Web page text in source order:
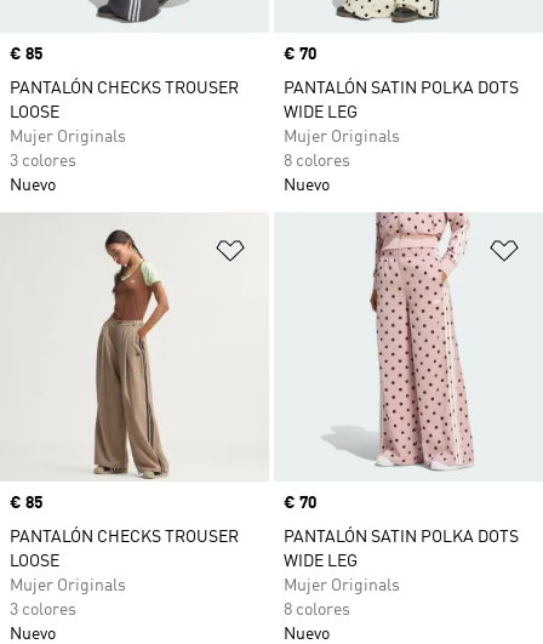
Precio
€ 85
PANTALÓN CHECKS TROUSER
LOOSE
Mujer Originals
3 colores
Nuevo
Precio
€ 70
PANTALÓN SATIN POLKA DOTS
WIDE LEG
Mujer Originals
8 colores
Nuevo
Añadir a la lista de deseos
Precio
€ 85
PANTALÓN CHECKS TROUSER
LOOSE
Mujer Originals
3 colores
Nuevo
Precio
€ 70
PANTALÓN SATIN POLKA DOTS
WIDE LEG
Mujer Originals
8 colores
Nuevo